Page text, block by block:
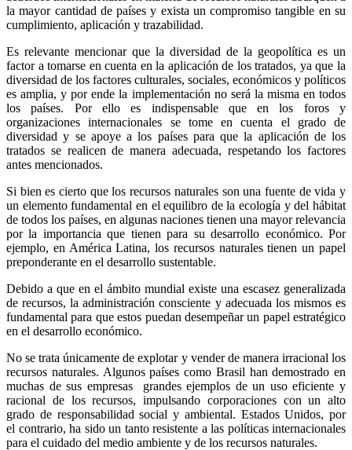
la mayor cantidad de países y exista un compromiso tangible en su
cumplimiento, aplicación y trazabilidad.
Es relevante mencionar que la diversidad de la geopolítica es un
factor a tomarse en cuenta en la aplicación de los tratados, ya que la
diversidad de los factores culturales, sociales, económicos y políticos
es amplia, y por ende la implementación no será la misma en todos
los países. Por ello es indispensable que en los foros y
organizaciones internacionales se tome en cuenta el grado de
diversidad y se apoye a los países para que la aplicación de los
tratados se realicen de manera adecuada, respetando los factores
antes mencionados.
Si bien es cierto que los recursos naturales son una fuente de vida y
un elemento fundamental en el equilibro de la ecología y del hábitat
de todos los países, en algunas naciones tienen una mayor relevancia
por la importancia que tienen para su desarrollo económico. Por
ejemplo, en América Latina, los recursos naturales tienen un papel
preponderante en el desarrollo sustentable.
Debido a que en el ámbito mundial existe una escasez generalizada
de recursos, la administración consciente y adecuada los mismos es
fundamental para que estos puedan desempeñar un papel estratégico
en el desarrollo económico.
No se trata únicamente de explotar y vender de manera irracional los
recursos naturales. Algunos países como Brasil han demostrado en
muchas de sus empresas grandes ejemplos de un uso eficiente y
racional de los recursos, impulsando corporaciones con un alto
grado de responsabilidad social y ambiental. Estados Unidos, por
el contrario, ha sido un tanto resistente a las políticas internacionales
para el cuidado del medio ambiente y de los recursos naturales.